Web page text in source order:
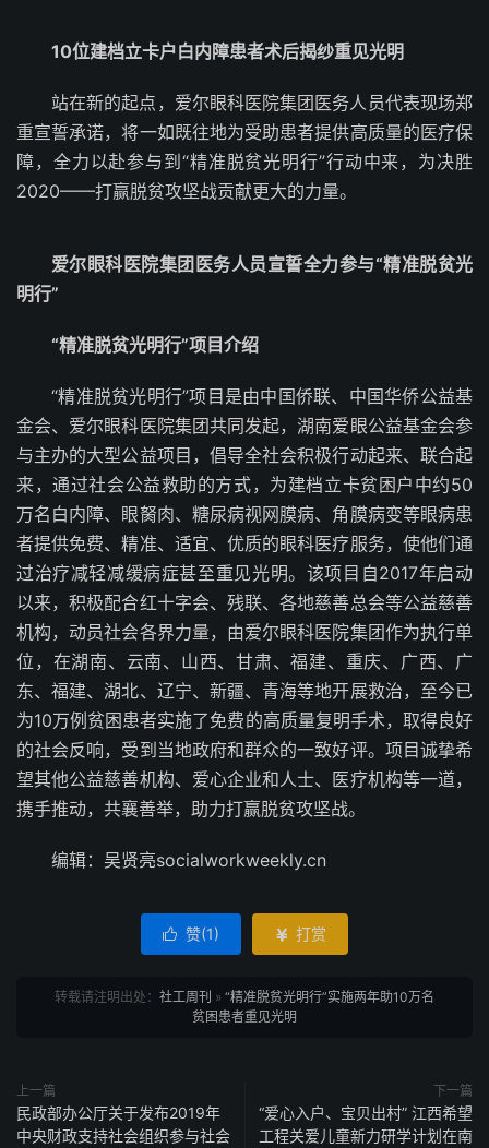
10位建档立卡户白内障患者术后揭纱重见光明
站在新的起点，爱尔眼科医院集团医务人员代表现场郑
重宣誓承诺，将一如既往地为受助患者提供高质量的医疗保
障，全力以赴参与到“精准脱贫光明行”行动中来，为决胜
2020——打赢脱贫攻坚战贡献更大的力量。
爱尔眼科医院集团医务人员宣誓全力参与“精准脱贫光
明行”
“精准脱贫光明行”项目介绍
“精准脱贫光明行”项目是由中国侨联、中国华侨公益基
金会、爱尔眼科医院集团共同发起，湖南爱眼公益基金会参
与主办的大型公益项目，倡导全社会积极行动起来、联合起
来，通过社会公益救助的方式，为建档立卡贫困户中约50
万名白内障、眼胬肉、糖尿病视网膜病、角膜病变等眼病患
者提供免费、精准、适宜、优质的眼科医疗服务，使他们通
过治疗减轻减缓病症甚至重见光明。该项目自2017年启动
以来，积极配合红十字会、残联、各地慈善总会等公益慈善
机构，动员社会各界力量，由爱尔眼科医院集团作为执行单
位，在湖南、云南、山西、甘肃、福建、重庆、广西、广
东、福建、湖北、辽宁、新疆、青海等地开展救治，至今已
为10万例贫困患者实施了免费的高质量复明手术，取得良好
的社会反响，受到当地政府和群众的一致好评。项目诚挚希
望其他公益慈善机构、爱心企业和人士、医疗机构等一道，
携手推动，共襄善举，助力打赢脱贫攻坚战。
编辑：吴贤亮socialworkweekly.cn
 赞(1)  打赏
转载请注明出处： 社工周刊 » “精准脱贫光明行”实施两年助10万名
贫困患者重见光明
上一篇
民政部办公厅关于发布2019年
中央财政支持社会组织参与社会
下一篇
“爱心入户、宝贝出村” 江西希望
工程关爱儿童新力研学计划在南